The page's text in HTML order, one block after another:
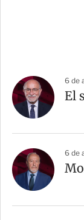
6 de
El
6 de